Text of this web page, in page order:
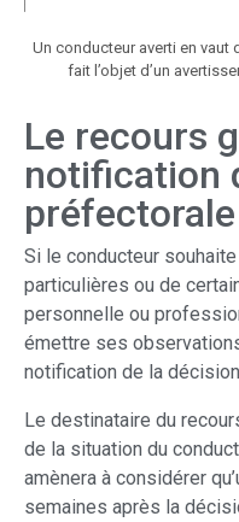
Un conducteur averti en vaut
fait l’objet d’un
Le recours
notification
préfectorale
Si le conducteur
particulières ou de
personnelle ou
émettre ses
notification de la
Le destinataire du
de la situation du
amènera à considérer
semaines après la